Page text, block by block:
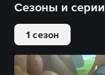
Сезоны и серии
1 сезон